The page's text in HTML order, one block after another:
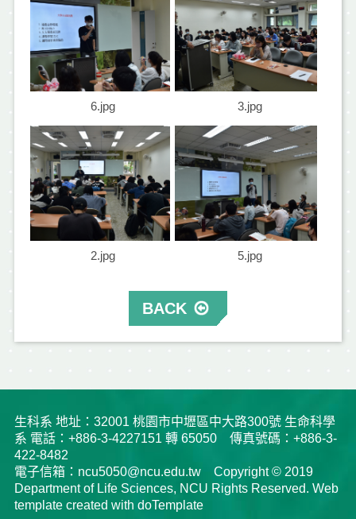
6.jpg 3.jpg
2.jpg 5.jpg
BACK
生科系 地址：32001 桃園市中壢區中大路300號 生命科學
系 電話：+886-3-4227151 轉 65050 傳真號碼：+886-3-
422-8482
電子信箱：ncu5050@ncu.edu.tw Copyright © 2019
Department of Life Sciences, NCU Rights Reserved. Web
template created with doTemplate